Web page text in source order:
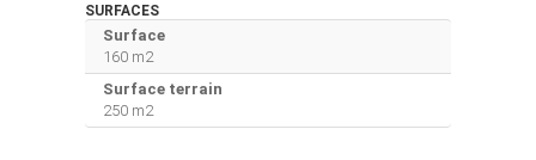
SURFACES
Surface
160 m2
Surface terrain
250 m2